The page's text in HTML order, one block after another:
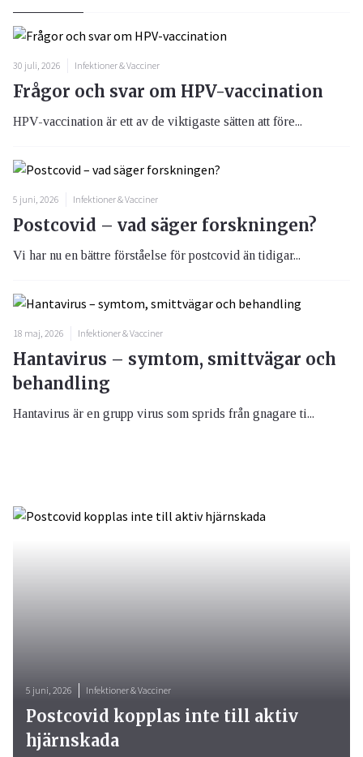
30 juli, 2026 Infektioner & Vacciner
Frågor och svar om HPV-vaccination
HPV-vaccination är ett av de viktigaste sätten att före...
5 juni, 2026 Infektioner & Vacciner
Postcovid – vad säger forskningen?
Vi har nu en bättre förståelse för postcovid än tidigar...
18 maj, 2026 Infektioner & Vacciner
Hantavirus – symtom, smittvägar och
behandling
Hantavirus är en grupp virus som sprids från gnagare ti...
5 juni, 2026 Infektioner & Vacciner
Postcovid kopplas inte till aktiv
hjärnskada